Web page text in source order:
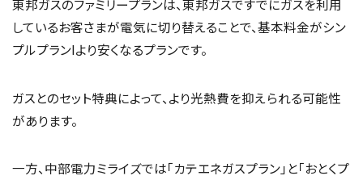
東邦ガスのファミリープランは、東邦ガスですでにガスを利用
しているお客さまが電気に切り替えることで、基本料金がシン
プルプランIより安くなるプランです。
ガスとのセット特典によって、より光熱費を抑えられる可能性
があります。
一方、中部電力ミライズでは「カテエネガスプラン」と「おとくプ